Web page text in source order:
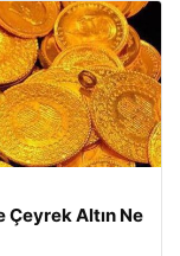
Çeyrek Altın Ne